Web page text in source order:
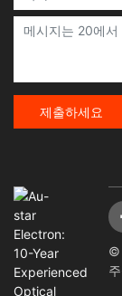
제출하세요
©